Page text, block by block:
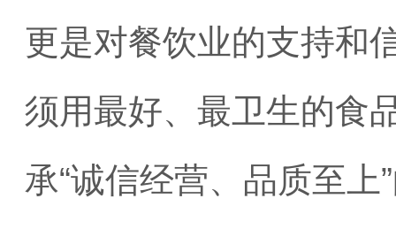
更是对餐饮业的支持和
须用最好、最卫生的食
承“诚信经营、品质至